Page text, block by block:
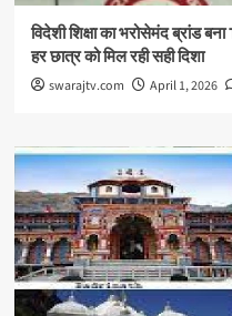
विदेशी शिक्षा का भरोसेमंद ब्रांड
हर छात्र को मिल रही सही दिशा
swarajtv.com April 1, 2026